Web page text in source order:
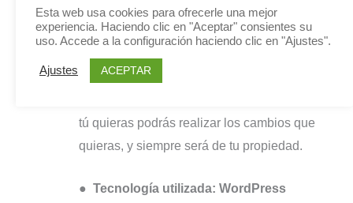
Opción 3: Crear tu propia página web con
WordPressy contratar un servidor
tendrás la ventaja de poder gestionarla
tú quieras podrás realizar los cambios que
quieras, y siempre será de tu propiedad.
● Tecnología utilizada: WordPress
Esta web usa cookies para ofrecerle una mejor
experiencia. Haciendo clic en "Aceptar" consientes su
uso. Accede a la configuración haciendo clic en "Ajustes".
Ajustes ACEPTAR